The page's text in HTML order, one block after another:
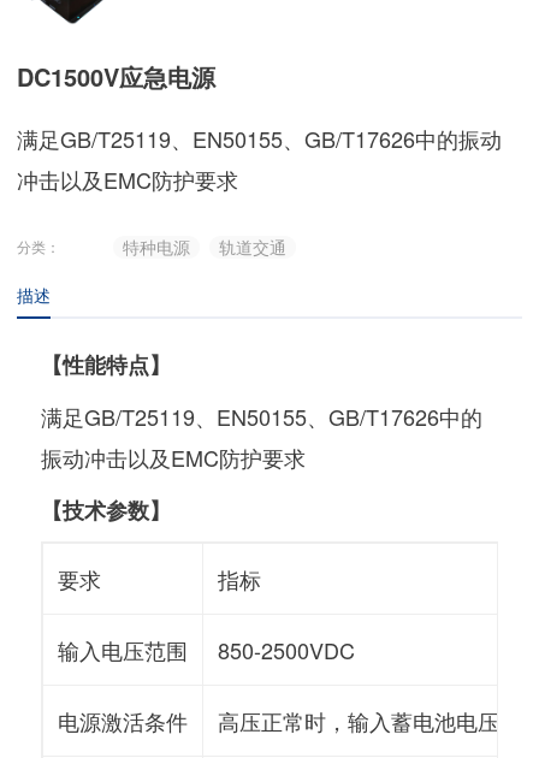
DC1500V应急电源
满足GB/T25119、EN50155、GB/T17626中的振动
冲击以及EMC防护要求
分类： 特种电源
轨道交通
描述
【性能特点】
满足GB/T25119、EN50155、GB/T17626中的
振动冲击以及EMC防护要求
【技术参数】
要求 指标
输入电压范围 850-2500VDC
电源激活条件 高压正常时，输入蓄电池电压低